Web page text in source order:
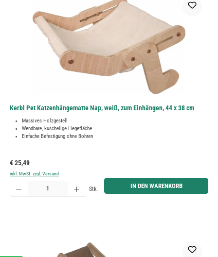
Kerbl Pet Katzenhängematte Nap, weiß, zum Einhängen, 44 x 38 cm
Massives Holzgestell
Wendbare, kuschelige Liegefläche
Einfache Befestigung ohne Bohren
Regulärer Preis:
€ 25,49
inkl. MwSt. zzgl. Versand
Produkt Anzahl: Gib den gewünschten Wert ein oder benutze die Schaltflächen um die Anzahl zu
Stk. IN DEN WARENKORB